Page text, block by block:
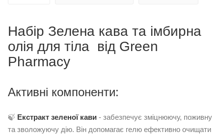
Набір Зелена кава та імбирна
олія для тіла від Green
Pharmacy
Активні компоненти:
🍃 Екстракт зеленої кави - забезпечує зміцнюючу, поживну
та зволожуючу дію. Він допомагає гелю ефективно очищати